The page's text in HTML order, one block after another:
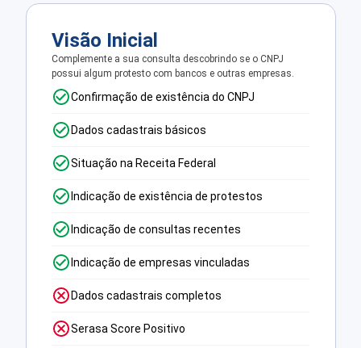
Visão Inicial
Complemente a sua consulta descobrindo se o CNPJ
possui algum protesto com bancos e outras empresas.
Confirmação de existência do CNPJ
Dados cadastrais básicos
Situação na Receita Federal
Indicação de existência de protestos
Indicação de consultas recentes
Indicação de empresas vinculadas
Dados cadastrais completos
Serasa Score Positivo